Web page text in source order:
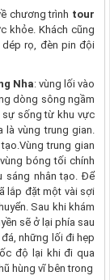
chương trình tour
khỏe. Khách cũng
rọ, đèn pin đội
Nha: vùng lối vào
dòng sông ngầm
sự sống từ khu vực
là vùng trung gian.
trung gian
bóng tối chính
sáng nhân tạo. Để
lắp đặt một vài sợi
Sau khi khám
sẽ ở lại phía sau
những lối đi hẹp
độ lại khi đi qua
hùng vĩ bên trong